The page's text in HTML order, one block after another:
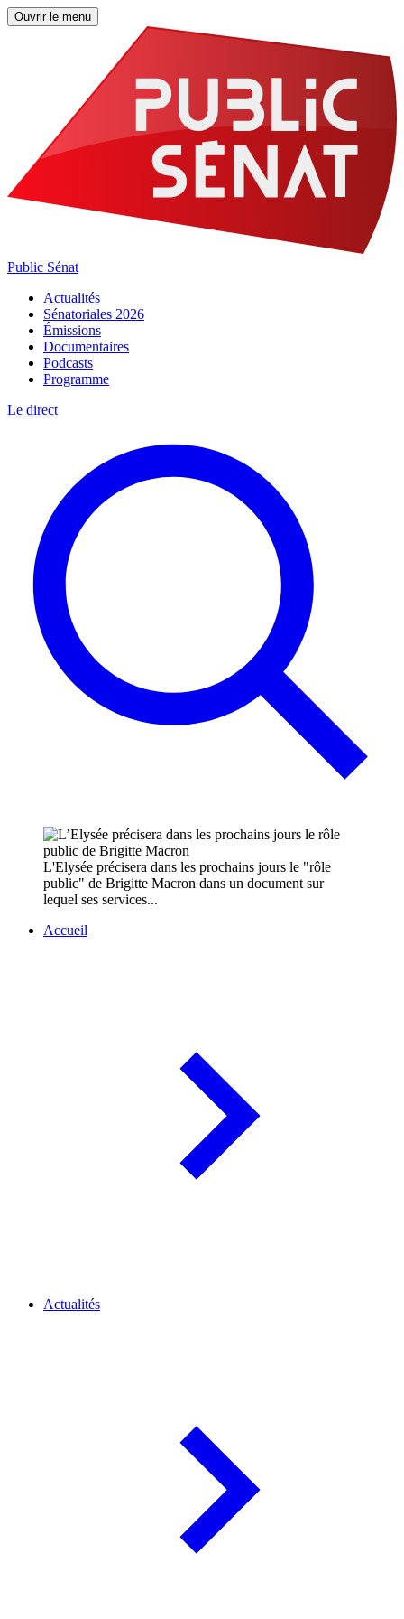
Ouvrir le menu
Public Sénat
Actualités
Sénatoriales 2026
Émissions
Documentaires
Podcasts
Programme
Le direct
L'Elysée précisera dans les prochains jours le "rôle
public" de Brigitte Macron dans un document sur
lequel ses services...
Accueil
Actualités